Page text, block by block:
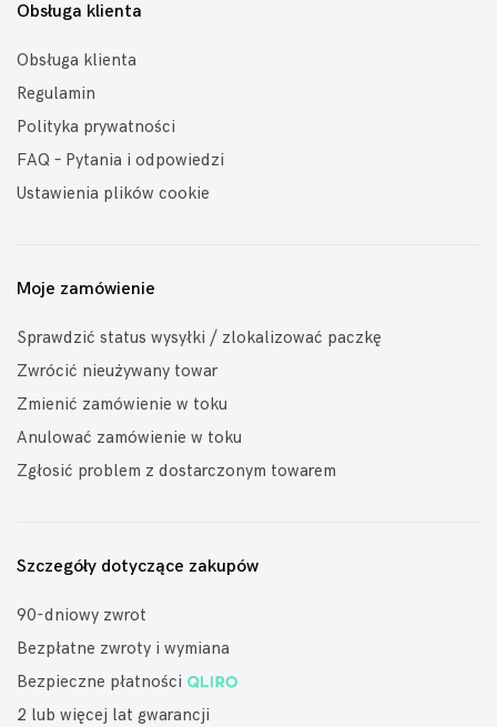
Obsługa klienta
Obsługa klienta
Regulamin
Polityka prywatności
FAQ – Pytania i odpowiedzi
Ustawienia plików cookie
Moje zamówienie
Sprawdzić status wysyłki / zlokalizować paczkę
Zwrócić nieużywany towar
Zmienić zamówienie w toku
Anulować zamówienie w toku
Zgłosić problem z dostarczonym towarem
Szczegóły dotyczące zakupów
90-dniowy zwrot
Bezpłatne zwroty i wymiana
Bezpieczne płatności
2 lub więcej lat gwarancji